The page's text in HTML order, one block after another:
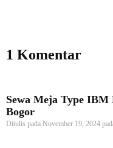
1 Komentar
Sewa Meja Type
Bogor
Ditulis pada November 19, 2024